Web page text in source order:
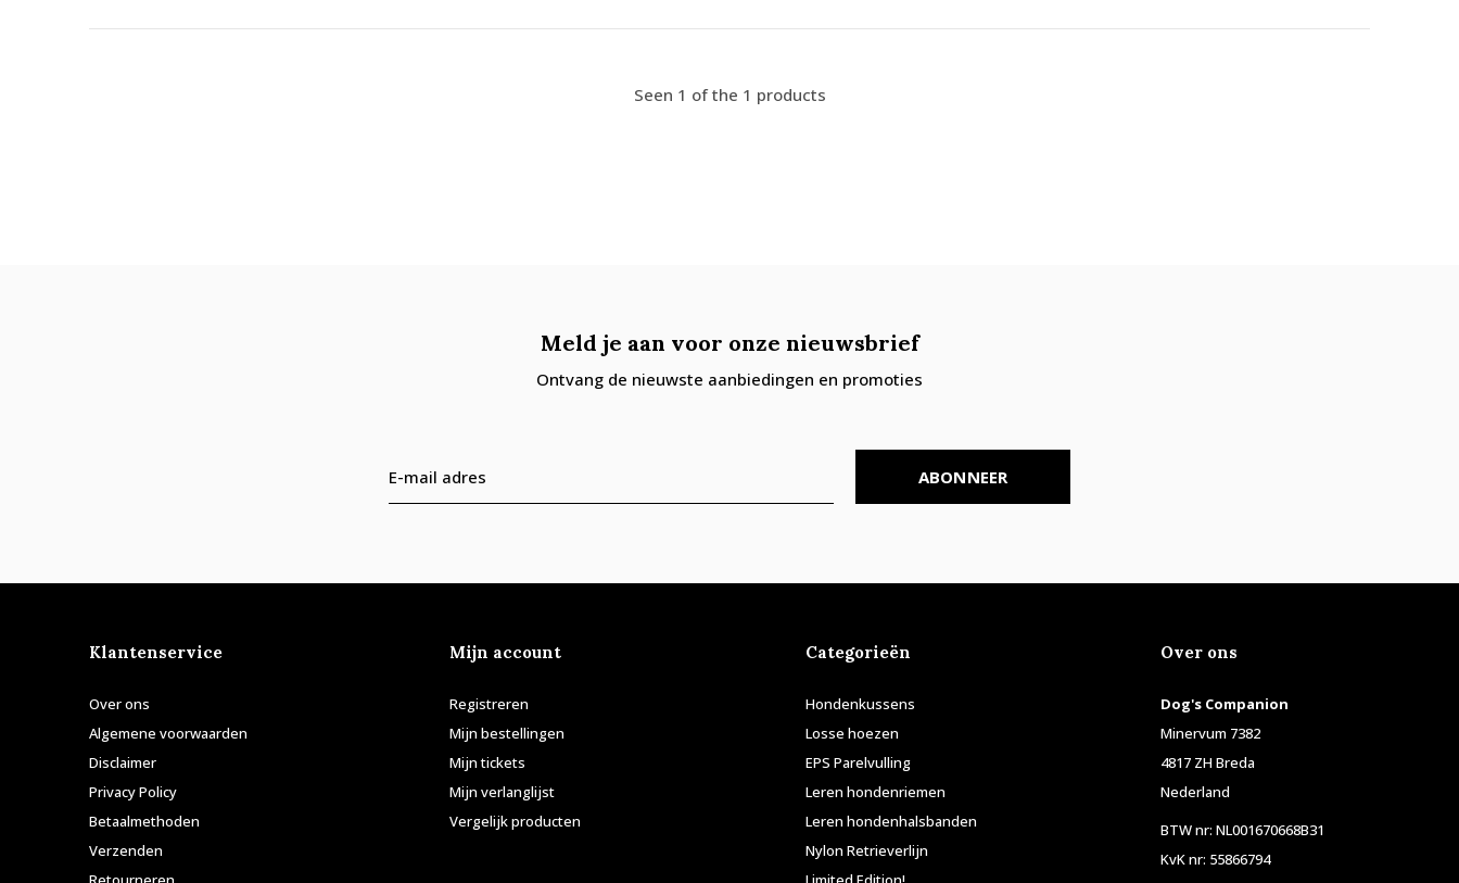
Seen 1 of the 1 products
Meld je aan voor onze nieuwsbrief
Ontvang de nieuwste aanbiedingen en promoties
ABONNEER
Klantenservice
Over ons
Algemene voorwaarden
Disclaimer
Privacy Policy
Betaalmethoden
Verzenden
Mijn account
Registreren
Mijn bestellingen
Mijn tickets
Mijn verlanglijst
Vergelijk producten
Categorieën
Hondenkussens
Losse hoezen
EPS Parelvulling
Leren hondenriemen
Leren hondenhalsbanden
Nylon Retrieverlijn
Over ons
Dog's Companion
Minervum 7382
4817 ZH Breda
Nederland
BTW nr: NL001670668B31
KvK nr: 55866794